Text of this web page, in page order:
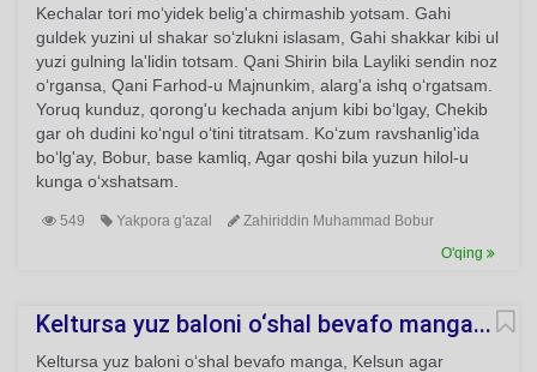
Kechalar tori mo‘yidek belig'a chirmashib yotsam. Gahi
guldek yuzini ul shakar so‘zlukni islasam, Gahi shakkar kibi ul
yuzi gulning la'lidin totsam. Qani Shirin bila Layliki sendin noz
o‘rgansa, Qani Farhod-u Majnunkim, alarg'a ishq o‘rgatsam.
Yoruq kunduz, qorong'u kechada anjum kibi bo‘lgay, Chekib
gar oh dudini ko‘ngul o‘tini titratsam. Ko‘zum ravshanlig'ida
bo‘lg'ay, Bobur, base kamliq, Agar qoshi bila yuzun hilol-u
kunga o‘xshatsam.
549 Yakpora g'azal
Zahiriddin Muhammad Bobur
O'qing
Keltursa yuz baloni o‘shal bevafo manga...
Keltursa yuz baloni o‘shal bevafo manga, Kelsun agar